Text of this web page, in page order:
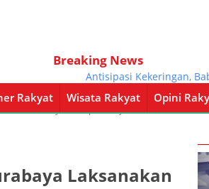
Breaking News
Antisipasi Kekeringan,
Rakyat Wisata Rakyat Opini
Wisata Rakyat Opini Rakyat Pemerintahan
Laksanakan